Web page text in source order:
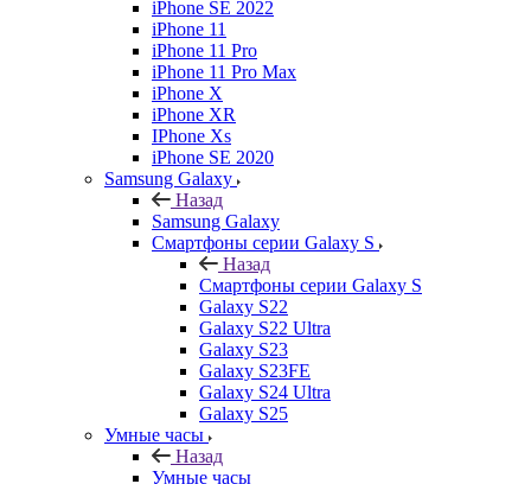
iPhone SE 2022
iPhone 11
iPhone 11 Pro
iPhone 11 Pro Max
iPhone X
iPhone XR
IPhone Xs
iPhone SE 2020
Samsung Galaxy
Назад
Samsung Galaxy
Смартфоны серии Galaxy S
Назад
Смартфоны серии Galaxy S
Galaxy S22
Galaxy S22 Ultra
Galaxy S23
Galaxy S23FE
Galaxy S24 Ultra
Galaxy S25
Умные часы
Назад
Умные часы